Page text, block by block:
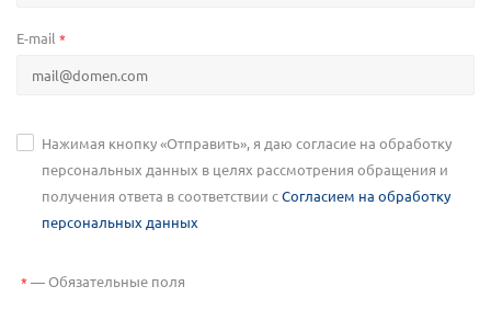
E-mail *
Нажимая кнопку «Отправить», я даю согласие на обработку
персональных данных в целях рассмотрения обращения и
получения ответа в соответствии сСогласием на обработку
персональных данных
*—Обязательные поля